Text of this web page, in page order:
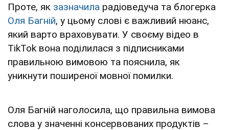
Проте, як зазначила радіоведуча та блогерка
Оля Багній, у цьому слові є важливий нюанс,
який варто враховувати. У своєму відео в
TikTok вона поділилася з підписниками
правильною вимовою та пояснила, як
уникнути поширеної мовної помилки.
Оля Багній наголосила, що правильна вимова
слова у значенні консервованих продуктів –